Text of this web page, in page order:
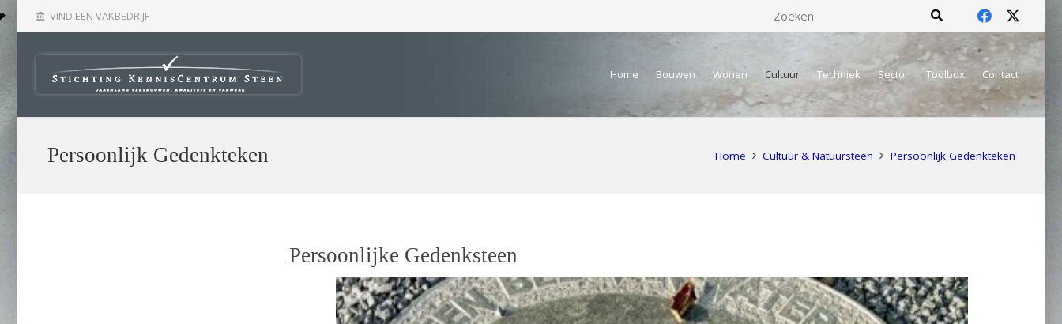
account_balance VIND EEN VAKBEDRIJF
Home Bouwen Wonen Cultuur Techniek Sector Toolbox Contact
Persoonlijk Gedenkteken Home Cultuur & Natuursteen Persoonlijk Gedenkteken
Persoonlijke Gedenksteen